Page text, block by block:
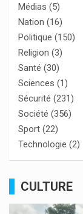
Médias (5)
Nation (16)
Politique (150)
Religion (3)
Santé (30)
Sciences (1)
Sécurité (231)
Société (356)
Sport (22)
Technologie (2)
CULTURE